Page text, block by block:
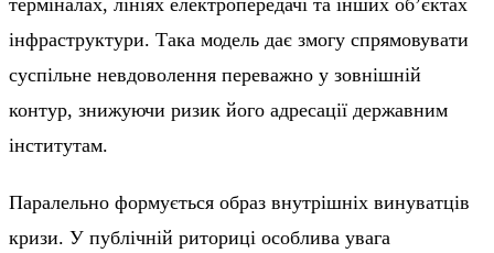
інфраструктури. Така модель дає змогу спрямовувати
суспільне невдоволення переважно у зовнішній
контур, знижуючи ризик його адресації державним
інститутам.
Паралельно формується образ внутрішніх винуватців
кризи. У публічній риториці особлива увага